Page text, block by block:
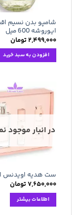
شامپو بدن نسیم
ایوروشه 600 میل
۲,۴۹۹,۰۰۰تومان
افزودن به سبد خرید
در انبار موجود
ست هدیه اویدنس
۷,۶۵۰,۰۰۰تومان
اطلاعات بیشتر